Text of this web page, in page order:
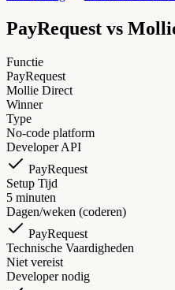
PayRequest vs
Functie
PayRequest
Mollie Direct
Winner
Type
No-code platform
Developer API
PayRequest
Setup Tijd
5 minuten
Dagen/weken (coderen)
PayRequest
Technische Vaardigheden
Niet vereist
Developer nodig